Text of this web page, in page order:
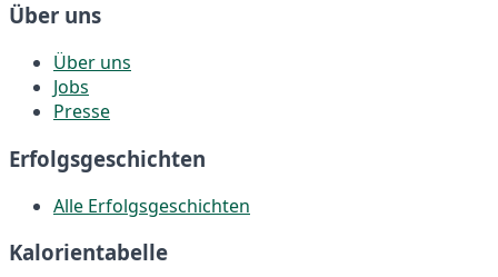
Über uns
Über uns
Jobs
Presse
Erfolgsgeschichten
Alle Erfolgsgeschichten
Kalorientabelle